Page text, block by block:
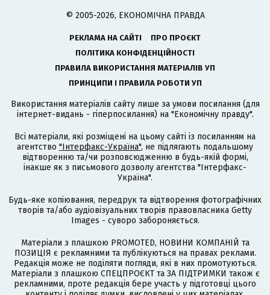
© 2005-2026, ЕКОНОМІЧНА ПРАВДА
РЕКЛАМА НА САЙТІ
ПРО ПРОЄКТ
ПОЛІТИКА КОНФІДЕНЦІЙНОСТІ
ПРАВИЛА ВИКОРИСТАННЯ МАТЕРІАЛІВ УП
ПРИНЦИПИ І ПРАВИЛА РОБОТИ УП
Використання матеріалів сайту лише за умови посилання (для
інтернет-видань - гіперпосилання) на "Економічну правду".
Всі матеріали, які розміщені на цьому сайті із посиланням на
агентство "Інтерфакс-Україна", не підлягають подальшому
відтворенню та/чи розповсюдженню в будь-якій формі,
інакше як з письмового дозволу агентства "Інтерфакс-
Україна".
Будь-яке копіювання, передрук та відтворення фотографічних
творів та/або аудіовізуальних творів правовласника Getty
Images - суворо забороняється.
Матеріали з плашкою PROMOTED, НОВИНИ КОМПАНІЙ та
ПОЗИЦІЯ є рекламними та публікуються на правах реклами.
Редакція може не поділяти погляди, які в них промотуються.
Матеріали з плашкою СПЕЦПРОЄКТ та ЗА ПІДТРИМКИ також є
рекламними, проте редакція бере участь у підготовці цього